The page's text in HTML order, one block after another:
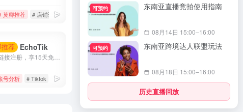
莫卿推荐 # 店铺运营 # 指纹浏览器 # 跨境电商
# 静态isp代理
荐 EchoTik
号分析 # Tiktok # 数据分析 # 智能选品
可预约 东南亚直播竞拍使用指南
08月14日 15:00–16:00
可预约 东南亚跨境达人联盟玩法
08月18日 15:00–16:00
历史直播回放